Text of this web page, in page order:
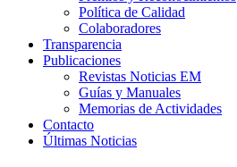
Política de Calidad
Colaboradores
Transparencia
Publicaciones
Revistas Noticias EM
Guías y Manuales
Memorias de Actividades
Contacto
Últimas Noticias